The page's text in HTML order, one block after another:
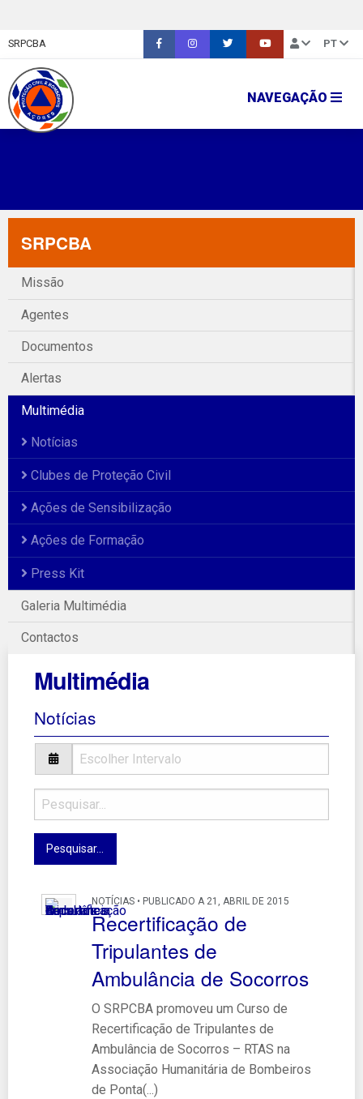
SRPCBA PT
NAVEGAÇÃO
SRPCBA
Missão
Agentes
Documentos
Alertas
Multimédia
Notícias
Clubes de Proteção Civil
Ações de Sensibilização
Ações de Formação
Press Kit
Galeria Multimédia
Contactos
Multimédia
Notícias
NOTÍCIAS • PUBLICADO A 21, ABRIL DE 2015
Recertificação de
Tripulantes de
Ambulância de Socorros
O SRPCBA promoveu um Curso de
Recertificação de Tripulantes de
Ambulância de Socorros – RTAS na
Associação Humanitária de Bombeiros
de Ponta(...)